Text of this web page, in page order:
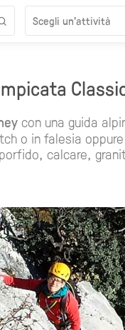
con una guida
o in falesia
calcare,
Scegli un’attività